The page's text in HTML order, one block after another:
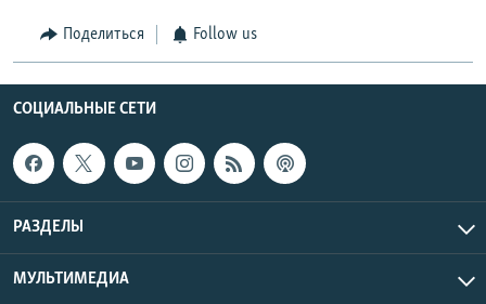
Поделиться Follow us
СОЦИАЛЬНЫЕ СЕТИ
РАЗДЕЛЫ
МУЛЬТИМЕДИА